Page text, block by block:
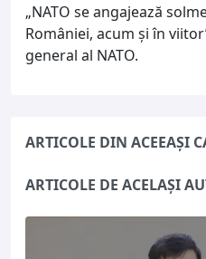
„NATO se angajează
României, acum și în
general al NATO.
ARTICOLE DIN
ARTICOLE